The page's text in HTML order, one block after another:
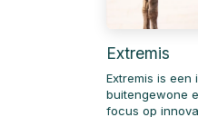
Extremis
Extremis is een
buitengewone
focus op